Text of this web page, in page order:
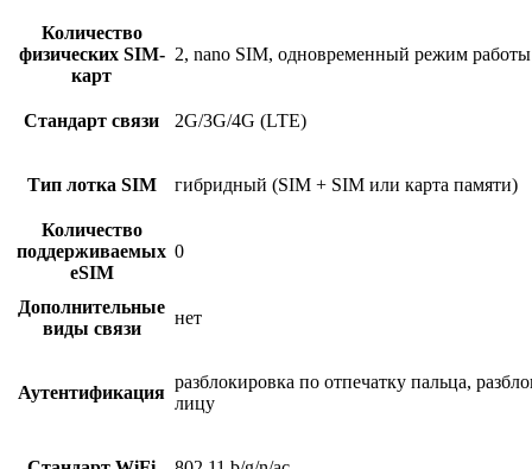
Количество
физических SIM-
карт
2, nano SIM, одновременный режим работы
Стандарт связи 2G/3G/4G (LTE)
Тип лотка SIM гибридный (SIM + SIM или карта памяти)
Количество
поддерживаемых
eSIM
0
Дополнительные
виды связи
нет
Аутентификация
разблокировка по отпечатку пальца,
лицу